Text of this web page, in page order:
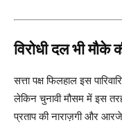
विरोधी दल भी मौके
सत्ता पक्ष फिलहाल इस
लेकिन चुनावी मौसम में इस
प्रताप की नाराज़गी और